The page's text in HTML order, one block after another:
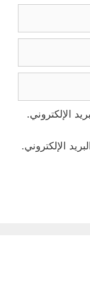
الإلكتروني.
الإلكتروني.